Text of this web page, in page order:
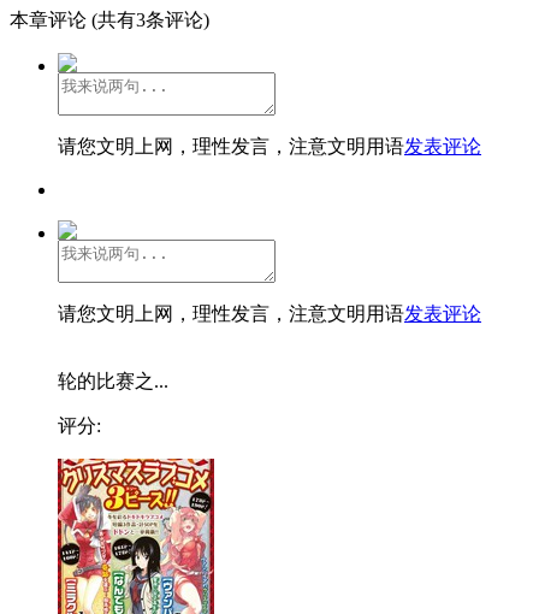
本章评论 (共有3条评论)
请您文明上网，理性发言，注意文明用语发表评论
请您文明上网，理性发言，注意文明用语发表评论
轮的比赛之...
评分: